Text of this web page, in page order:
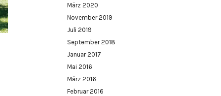
März 2020
November 2019
Juli 2019
September 2018
Januar 2017
Mai 2016
März 2016
Februar 2016